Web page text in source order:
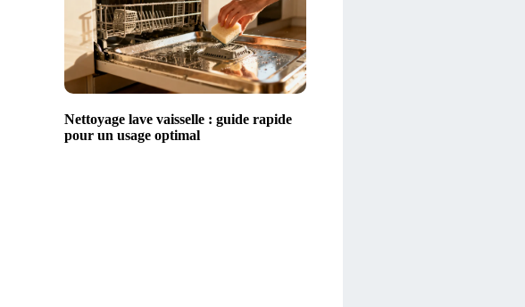
Nettoyage lave vaisselle : guide rapide
pour un usage optimal